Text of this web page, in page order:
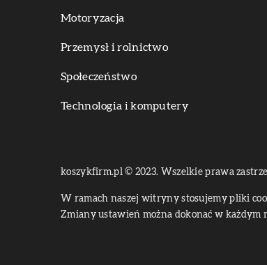
Motoryzacja
Przemysł i rolnictwo
Społeczeństwo
Technologia i komputery
koszykfirm.pl © 2023. Wszelkie prawa
W ramach naszej witryny stosujemy pliki
Zmiany ustawień można dokonać w każdym